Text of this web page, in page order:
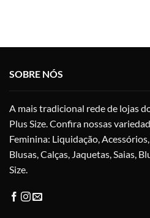
página
do
SOBRE NÓS
A mais tradicional rede de lojas
Plus Size. Confira nossas
Feminina: Liquidação,
Blusas, Calças, Jaquetas, Saias,
Size.